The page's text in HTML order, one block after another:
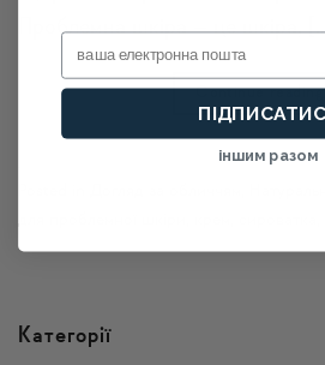
Проблемна шкіра – це шкіра,
Continue
Категорії
Email
іншим разом